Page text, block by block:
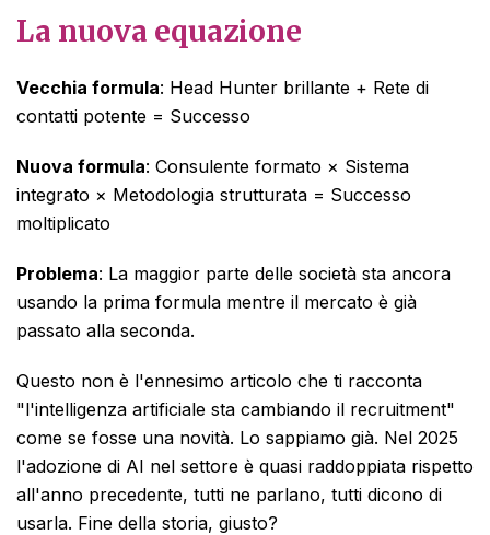
La nuova equazione
Vecchia formula: Head Hunter brillante + Rete di
contatti potente = Successo
Nuova formula: Consulente formato × Sistema
integrato × Metodologia strutturata = Successo
moltiplicato
Problema: La maggior parte delle società sta ancora
usando la prima formula mentre il mercato è già
passato alla seconda.
Questo non è l'ennesimo articolo che ti racconta
"l'intelligenza artificiale sta cambiando il recruitment"
come se fosse una novità. Lo sappiamo già. Nel 2025
l'adozione di AI nel settore è quasi raddoppiata rispetto
all'anno precedente, tutti ne parlano, tutti dicono di
usarla. Fine della storia, giusto?